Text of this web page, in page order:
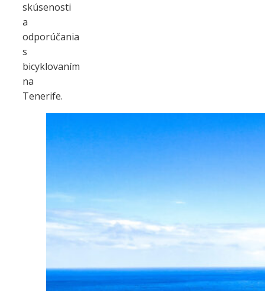
skúsenosti
a
odporúčania
s
bicyklovaním
na
Tenerife.